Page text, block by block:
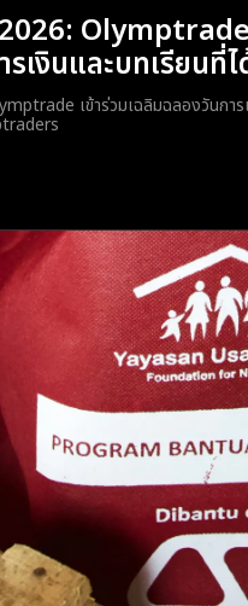
เงินและบทเรียนที่ไ
เข้าร่วมเฉลิมฉลองวันกา